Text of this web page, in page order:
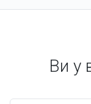
Ви у